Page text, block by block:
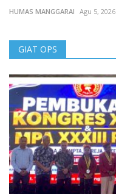
HUMAS MANGGARAI Agu 5, 2026
GIAT OPS